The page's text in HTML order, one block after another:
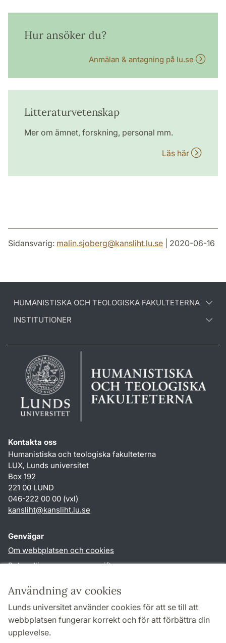
Användning av cookies
Lunds universitet använder cookies för att se till att
webbplatsen fungerar korrekt och för att förbättra din
upplevelse.
Hur ansöker du?
Anmälan & antagning på lu.se
Litteraturvetenskap
Mer om ämnet, forskning, personal mm.
Läs här
Sidansvarig: malin.sjoberg@kansliht.lu.se | 2020-06-16
HUMANISTISKA OCH TEOLOGISKA FAKULTETERNA
INSTITUTIONER
Kontakta oss
Humanistiska och teologiska fakulteterna
LUX, Lunds universitet
Box 192
221 00 LUND
046-222 00 00 (vxl)
kansliht@kansliht.lu.se
Genvägar
Om webbplatsen och cookies
Behandling av personuppgifter
TYPO3-login
Följ oss i sociala medier